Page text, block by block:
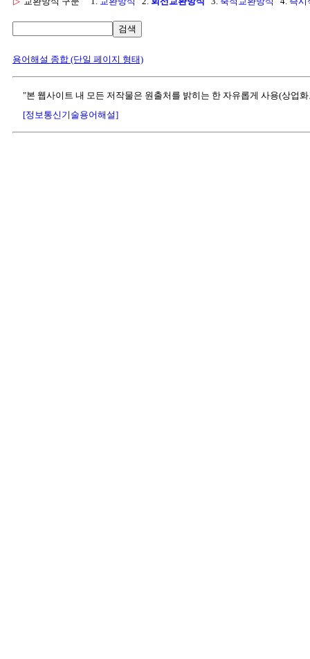
검색
용어해설 종합 (단일 페이지 형태)
"본 웹사이트 내 모든 저작물은 원출처를 밝히는 한 자유롭게 사용(상업
[정보통신기술용어해설]